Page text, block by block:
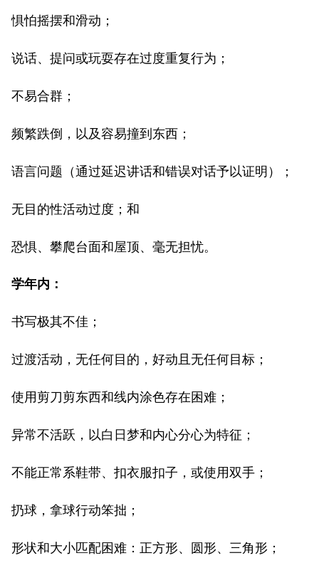
惧怕摇摆和滑动；
说话、提问或玩耍存在过度重复行为；
不易合群；
频繁跌倒，以及容易撞到东西；
语言问题（通过延迟讲话和错误对话予以证明）；
无目的性活动过度；和
恐惧、攀爬台面和屋顶、毫无担忧。
学年内：
书写极其不佳；
过渡活动，无任何目的，好动且无任何目标；
使用剪刀剪东西和线内涂色存在困难；
异常不活跃，以白日梦和内心分心为特征；
不能正常系鞋带、扣衣服扣子，或使用双手；
扔球，拿球行动笨拙；
形状和大小匹配困难：正方形、圆形、三角形；